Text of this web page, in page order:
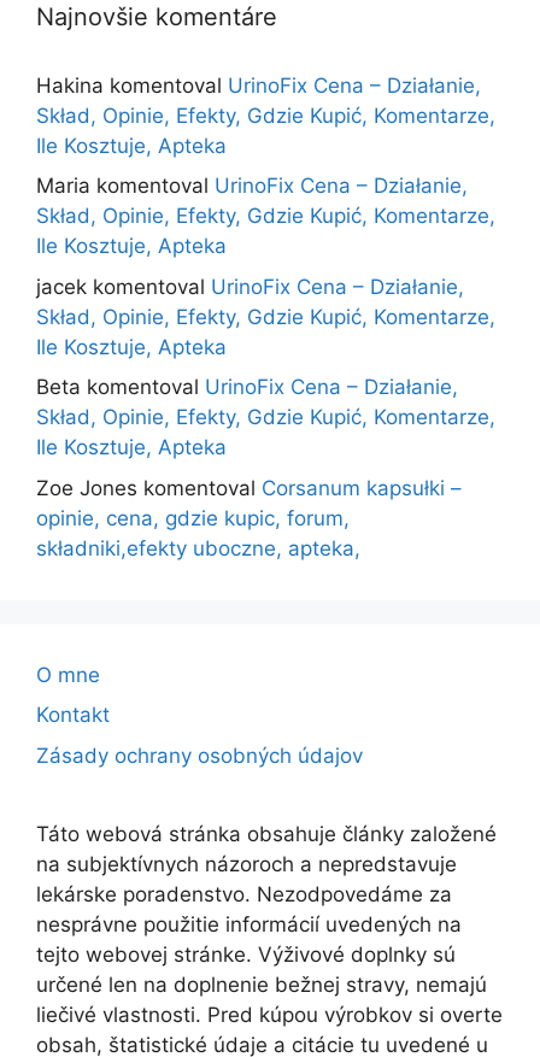
Najnovšie komentáre
Hakina komentoval UrinoFix Cena – Działanie,
Skład, Opinie, Efekty, Gdzie Kupić, Komentarze,
Ile Kosztuje, Apteka
Maria komentoval UrinoFix Cena – Działanie,
Skład, Opinie, Efekty, Gdzie Kupić, Komentarze,
Ile Kosztuje, Apteka
jacek komentoval UrinoFix Cena – Działanie,
Skład, Opinie, Efekty, Gdzie Kupić, Komentarze,
Ile Kosztuje, Apteka
Beta komentoval UrinoFix Cena – Działanie,
Skład, Opinie, Efekty, Gdzie Kupić, Komentarze,
Ile Kosztuje, Apteka
Zoe Jones komentoval Corsanum kapsułki –
opinie, cena, gdzie kupic, forum,
składniki,efekty uboczne, apteka,
O mne
Kontakt
Zásady ochrany osobných údajov
Táto webová stránka obsahuje články založené
na subjektívnych názoroch a nepredstavuje
lekárske poradenstvo. Nezodpovedáme za
nesprávne použitie informácií uvedených na
tejto webovej stránke. Výživové doplnky sú
určené len na doplnenie bežnej stravy, nemajú
liečivé vlastnosti. Pred kúpou výrobkov si overte
obsah, štatistické údaje a citácie tu uvedené u